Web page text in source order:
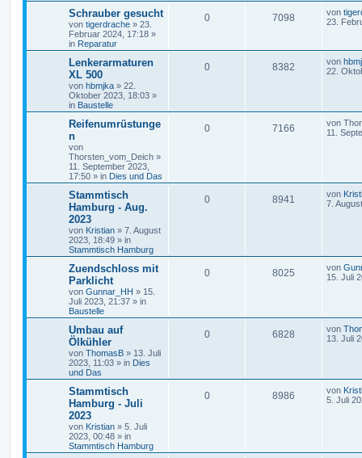
Schrauber gesucht
von tigerdrache » 23.
Februar 2024, 17:18 »
in Reparatur
0 7098 von
23.
Lenkerarmaturen
XL 500
von hbmjka » 22.
Oktober 2023, 18:03 »
in Baustelle
0 8382 von
22.
Reifenumrüstunge
n
von
Thorsten_vom_Deich »
11. September 2023,
17:50 » in Dies und Das
0 7166 von
11.
Stammtisch
Hamburg - Aug.
2023
von Kristian » 7. August
2023, 18:49 » in
Stammtisch Hamburg
0 8941 von
7.
Zuendschloss mit
Parklicht
von Gunnar_HH » 15.
Juli 2023, 21:37 » in
Baustelle
0 8025 von
15. Juli
Umbau auf
Ölkühler
von ThomasB » 13. Juli
2023, 11:03 » in Dies
und Das
0 6828 von
13. Juli
Stammtisch
Hamburg - Juli
2023
von Kristian » 5. Juli
2023, 00:48 » in
Stammtisch Hamburg
0 8986 von
5. Juli